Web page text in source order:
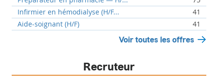
Infirmier en hémodialyse (H/F...
41
Aide-soignant (H/F)
41
Voir toutes les offres
Recruteur